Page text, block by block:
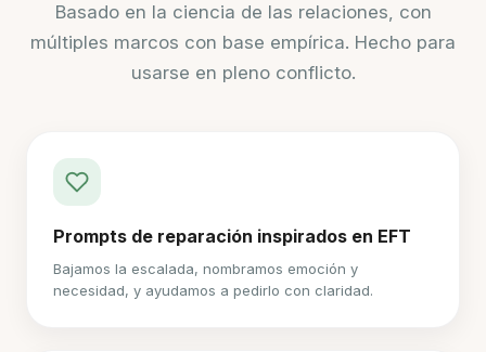
Basado en la ciencia de las relaciones, con
múltiples marcos con base empírica. Hecho para
usarse en pleno conflicto.
Prompts de reparación inspirados en EFT
Bajamos la escalada, nombramos emoción y
necesidad, y ayudamos a pedirlo con claridad.